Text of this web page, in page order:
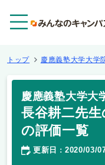
トップ 慶應義塾大学大学
慶應義塾大学大
長谷耕二先生
の評価一覧
更新日 ： 2020/03/